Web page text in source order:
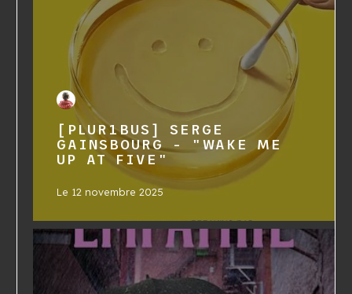
[PLUR1BUS] SERGE
GAINSBOURG - "WAKE ME
UP AT FIVE"
Le 12 novembre 2025